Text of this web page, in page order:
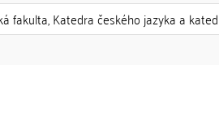
fakulta, Katedra českého jazyka a